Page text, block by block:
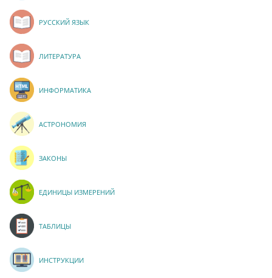
РУССКИЙ ЯЗЫК
ЛИТЕРАТУРА
ИНФОРМАТИКА
АСТРОНОМИЯ
ЗАКОНЫ
ЕДИНИЦЫ ИЗМЕРЕНИЙ
ТАБЛИЦЫ
ИНСТРУКЦИИ